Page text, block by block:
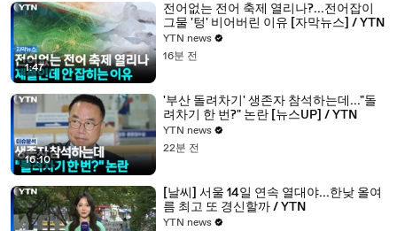
1:47
전어없는 전어 축제 열리나?...전어잡이
그물 '텅' 비어버린 이유 [자막뉴스] / YTN
YTN news
16분 전
16:10
'부산 돌려차기' 생존자 참석하는데..."돌
려차기 한 번?" 논란 [뉴스UP] / YTN
YTN news
22분 전
[날씨] 서울 14일 연속 열대야...한낮 올여
름 최고 또 경신할까 / YTN
YTN news